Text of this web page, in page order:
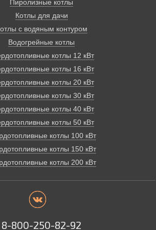
Пиролизные котлы
Котлы для дачи
с водяным контуром
Водогрейные котлы
котлы 12 кВт
котлы 16 кВт
котлы 20 кВт
котлы 30 кВт
котлы 40 кВт
котлы 50 кВт
котлы 100 кВт
котлы 150 кВт
котлы 200 кВт
8-800-250-82-92